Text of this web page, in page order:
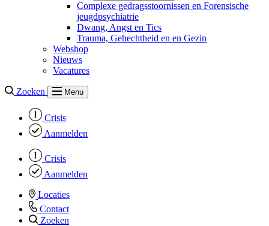
Complexe gedragsstoornissen en Forensische
jeugdpsychiatrie
Dwang, Angst en Tics
Trauma, Gehechtheid en en Gezin
Webshop
Nieuws
Vacatures
Zoeken Menu
Crisis
Aanmelden
Crisis
Aanmelden
Locaties
Contact
Zoeken